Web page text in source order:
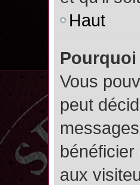
Haut
Vous
peut
aux